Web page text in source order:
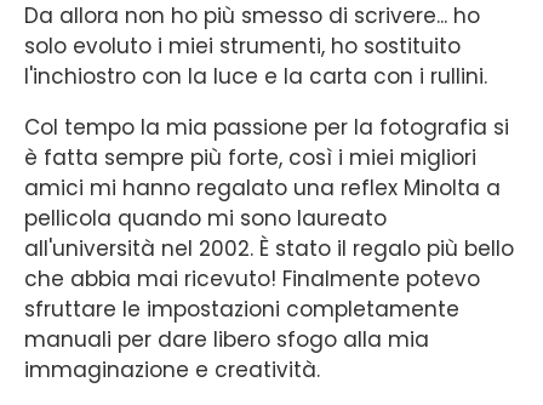
Da allora non ho più smesso di scrivere... ho
solo evoluto i miei strumenti, ho sostituito
l'inchiostro con la luce e la carta con i rullini.
Col tempo la mia passione per la fotografia si
è fatta sempre più forte, così i miei migliori
amici mi hanno regalato una reflex Minolta a
pellicola quando mi sono laureato
all'università nel 2002. È stato il regalo più bello
che abbia mai ricevuto! Finalmente potevo
sfruttare le impostazioni completamente
manuali per dare libero sfogo alla mia
immaginazione e creatività.